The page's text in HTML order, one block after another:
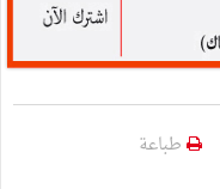
طباعة